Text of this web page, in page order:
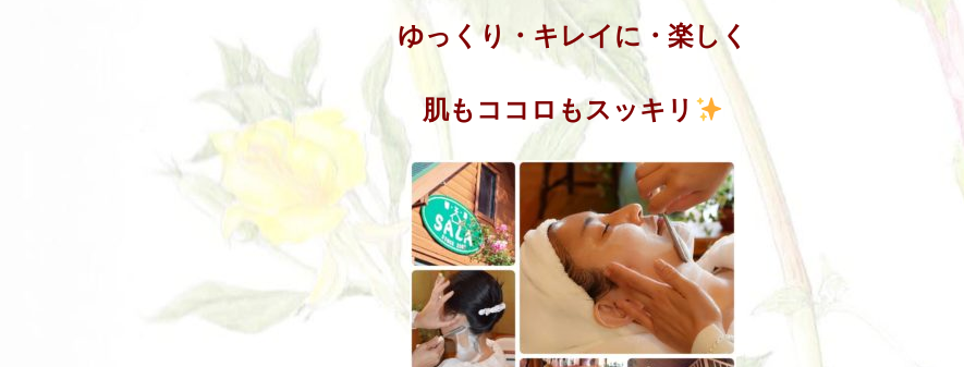
ゆっくり・キレイに・楽しく
肌もココロもスッキリ